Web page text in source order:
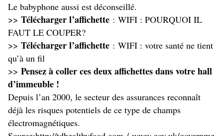
Le babyphone aussi est déconseillé.
>> Télécharger l’affichette : WIFI : POURQUOI IL
FAUT LE COUPER?
>> Télécharger l’affichette : WIFI : votre santé ne tient
qu’à un fil
>> Pensez à coller ces deux affichettes dans votre hall
d’immeuble !
Depuis l’an 2000, le secteur des assurances reconnaît
déjà les risques potentiels de ce type de champs
électromagnétiques.